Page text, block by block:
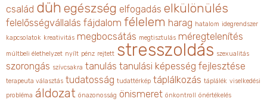
család düh egészség elfogadás elkülönülés
felelősségvállalás fájdalom félelem harag hatalom idegrendszer
kapcsolatok kreativitás megbocsátás megtisztulás méregtelenítés
múltbeli élethelyzet nyílt pénz rejtett stresszoldás szexualitás
szorongás szívcsakra tanulás tanulási képesség fejlesztése
terapeuta választás tudatosság tudattérkép táplálkozás táplálék viselkedési
probléma áldozat önazonosság önismeret önkontroll önértékelés